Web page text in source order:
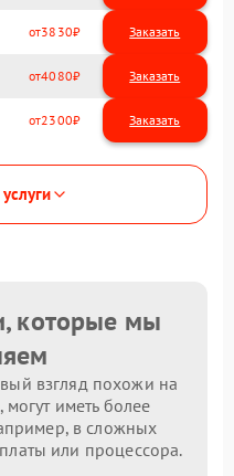
3830
4080
2300
которые мы
взгляд похожи на
могут иметь более
в сложных
или процессора.